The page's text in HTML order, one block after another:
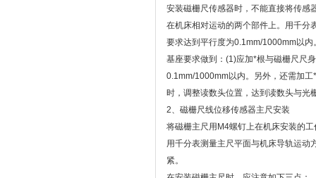
安装磁栅尺传感器时，不能直接将传感
在机床相对运动的两个部件上。用千分
要求达到平行度为0.1mm/1000mm以
基座要求做到：(1)应加*根与磁栅尺尺
0.1mm/1000mm以内。另外，还需加
时，调整读数头位置，达到读数头与光
2、磁栅尺线位移传感器主尺安装
将磁栅主尺用M4螺钉上在机床安装的
用千分表测量主尺平面与机床导轨运
紧。